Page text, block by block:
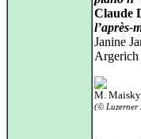
Claude
Janine
M.
(© Luzerner